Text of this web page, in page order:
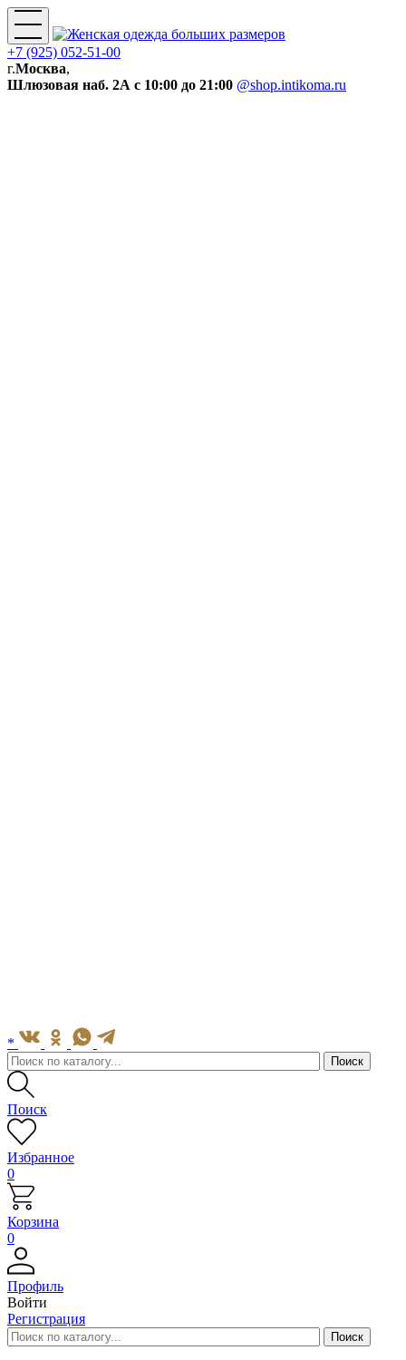
+7 (925) 052-51-00
г.Москва,
Шлюзовая наб. 2А с 10:00 до 21:00 @shop.intikoma.ru
*
Поиск
Избранное
0
Корзина
0
Профиль
Войти
Регистрация